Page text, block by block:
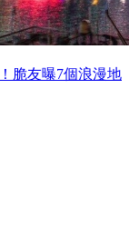
脆友曝7個浪漫地